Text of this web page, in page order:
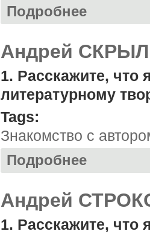
Подробнее
Андрей
1. Расскажите, что
литературному
Tags:
Знакомство с
Подробнее
Андрей
1. Расскажите, что